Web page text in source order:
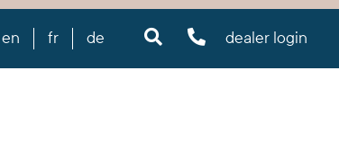
en fr de dealer login